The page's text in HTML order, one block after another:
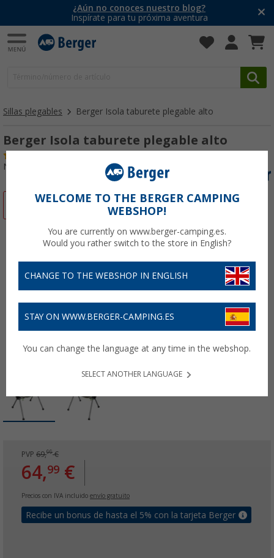
¿Aún no conoces nuestro blog?
Inspírate para tu próxima aventura
Sillas plegables Berger Isola taburete plegable alto
Berger Isola taburete plegable alto
Nº de artículo 203889
-7%
PVP 69,99€
64,99 €
Precios con IVA incluido envío gratuito
Recibe un bonus de hasta el 5% con la tarjeta Berger
WELCOME TO THE BERGER CAMPING
WEBSHOP!
You are currently on www.berger-camping.es.
Would you rather switch to the store in English?
CHANGE TO THE WEBSHOP IN ENGLISH
STAY ON WWW.BERGER-CAMPING.ES
You can change the language at any time in the webshop.
SELECT ANOTHER LANGUAGE